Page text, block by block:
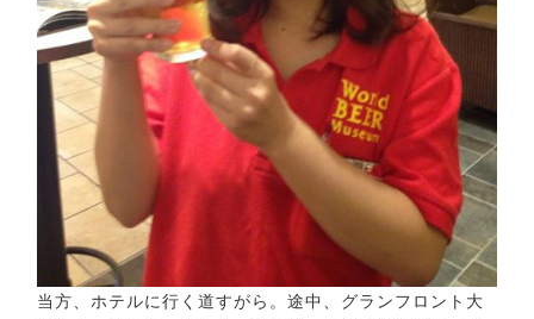
当方、ホテルに行く道すがら。途中、グランフロント大